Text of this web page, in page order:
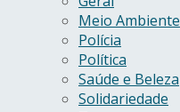
Meio Ambiente
Polícia
Política
Saúde e Beleza
Solidariedade